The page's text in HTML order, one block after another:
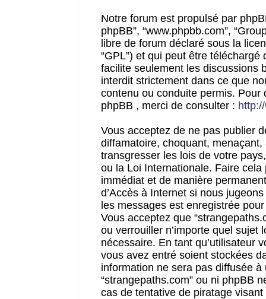
Notre forum est propulsé par
phpBB”, “www.phpbb.com”,
libre de forum déclaré sous la
“GPL”) et qui peut être téléchargé
facilite seulement les discussions
interdit strictement dans ce que
contenu ou conduite permis.
phpBB , merci de consulter :
Vous acceptez de ne pas publier
diffamatoire, choquant,
transgresser les lois de votre
ou la Loi Internationale. Faire
immédiat et de manière
d’Accès à Internet si nous
les messages est enregistrée
Vous acceptez que
ou verrouiller n’importe quel sujet
nécessaire. En tant qu’utilisateur
vous avez entré soient stockées
information ne sera pas diffusée
“strangepaths.com” ou ni phpBB
cas de tentative de piratage